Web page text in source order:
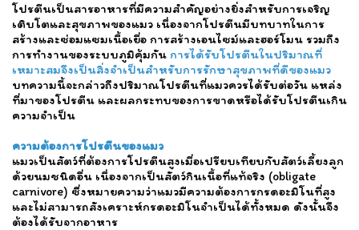
โปรตีนเป็นสารอาหารที่มีความสำคัญอย่างยิ่งสำหรับการเจริญ
เติบโตและสุขภาพของแมว เนื่องจากโปรตีนมีบทบาทในการ
สร้างและซ่อมแซมเนื้อเยื่อ การสร้างเอนไซม์และฮอร์โมน รวมถึง
การทำงานของระบบภูมิคุ้มกัน การได้รับโปรตีนในปริมาณที่
เหมาะสมจึงเป็นสิ่งจำเป็นสำหรับการรักษาสุขภาพที่ดีของแมว
บทความนี้จะกล่าวถึงปริมาณโปรตีนที่แมวควรได้รับต่อวัน แหล่ง
ที่มาของโปรตีน และผลกระทบของการขาดหรือได้รับโปรตีนเกิน
ความจำเป็น
ความต้องการโปรตีนของแมว
แมวเป็นสัตว์ที่ต้องการโปรตีนสูงเมื่อเปรียบเทียบกับสัตว์เลี้ยงลูก
ด้วยนมชนิดอื่น เนื่องจากเป็นสัตว์กินเนื้อที่แท้จริง (obligate
carnivore) ซึ่งหมายความว่าแมวมีความต้องการกรดอะมิโนที่สูง
และไม่สามารถสังเคราะห์กรดอะมิโนจำเป็นได้ทั้งหมด ดังนั้นจึง
ต้องได้รับจากอาหาร